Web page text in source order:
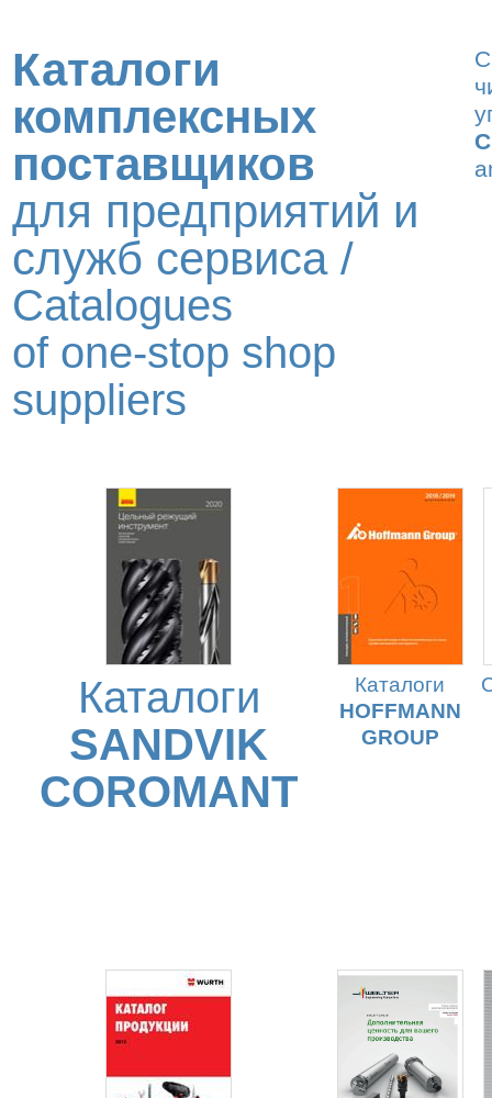
Каталоги
комплексных
поставщиков
для предприятий и
служб сервиса /
Catalogues
of one-stop shop
suppliers
Каталоги
SANDVIK
COROMANT
Каталоги
HOFFMANN
GROUP